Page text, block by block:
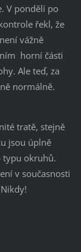
V pondělí po
řekl, že
vážně
horní části
Ale teď, za
normálně.
tratě, stejně
jsou úplně
typu okruhů.
v současnosti
Nikdy!